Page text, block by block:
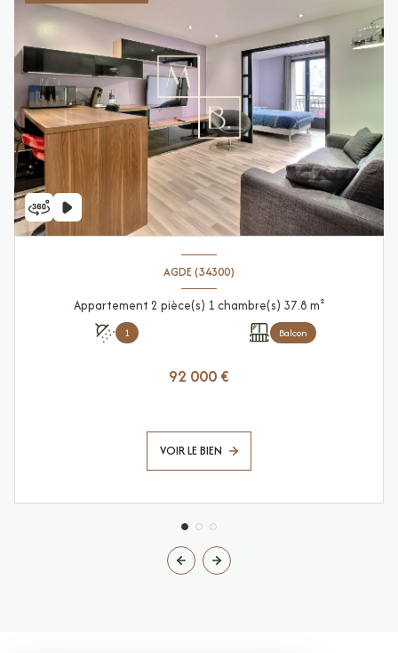
AGDE (34300)
Appartement 2 pièce(s) 1 chambre(s) 37.8 m²
1 Balcon
92 000 €
VOIR LE BIEN